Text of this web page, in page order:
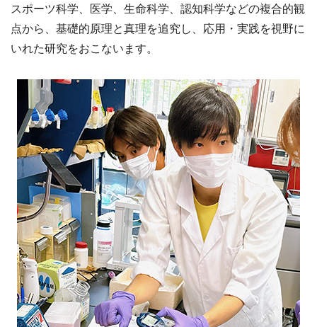
スポーツ科学、医学、生命科学、認知科学などの複合的観
点から、基礎的原理と真理を追究し、応用・実践を視野に
いれた研究をおこないます。